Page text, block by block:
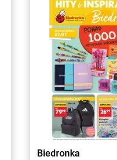
Biedronka